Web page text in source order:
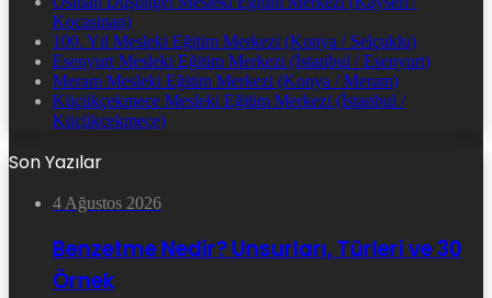
Kocasinan)
100. Yıl Mesleki Eğitim Merkezi (Konya / Selçuklu)
Esenyurt Mesleki Eğitim Merkezi (İstanbul / Esenyurt)
Meram Mesleki Eğitim Merkezi (Konya / Meram)
Küçükçekmece Mesleki Eğitim Merkezi (İstanbul /
Küçükçekmece)
Son Yazılar
4 Ağustos 2026
Benzetme Nedir? Unsurları, Türleri ve 30
Örnek